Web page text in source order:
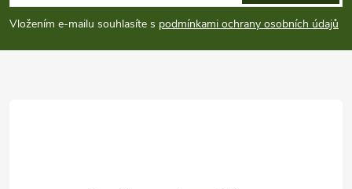
p
a
Vložením e-mailu souhlasíte s podmínkami ochrany osobních údajů